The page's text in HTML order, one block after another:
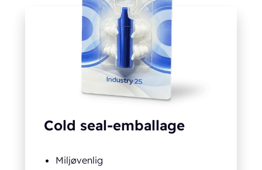
Cold seal-emballage
Miljøvenlig